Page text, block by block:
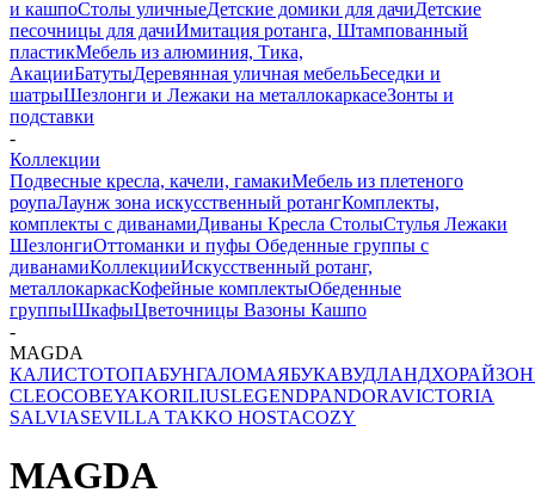
и кашпоСтолы уличныеДетские домики для дачиДетские
песочницы для дачиИмитация ротанга, Штампованный
пластикМебель из алюминия, Тика,
АкацииБатутыДеревянная уличная мебельБеседки и
шатрыШезлонги и Лежаки на металлокаркасеЗонты и
подставки
-
Коллекции
Подвесные кресла, качели, гамакиМебель из плетеного
роупаЛаунж зона искусственный ротангКомплекты,
комплекты с диванамиДиваны Кресла СтолыСтулья Лежаки
ШезлонгиОттоманки и пуфы Обеденные группы с
диванамиКоллекцииИскусственный ротанг,
металлокаркасКофейные комплектыОбеденные
группыШкафыЦветочницы Вазоны Кашпо
-
MAGDA
КАЛИСТОТОПАБУНГАЛОМАЯБУКАВУДЛАНДХОРАЙЗОН
CLEOCOBEYAKORILIUSLEGENDPANDORAVICTORIA
SALVIASEVILLA TAKKO HOSTACOZY
MAGDA